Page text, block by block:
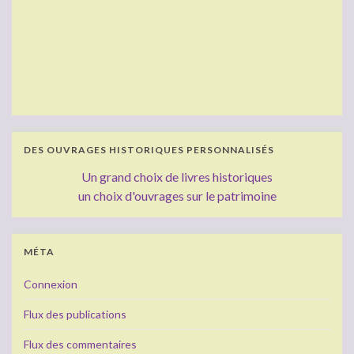
DES OUVRAGES HISTORIQUES PERSONNALISÉS
Un grand choix de livres historiques
un choix d'ouvrages sur le patrimoine
MÉTA
Connexion
Flux des publications
Flux des commentaires